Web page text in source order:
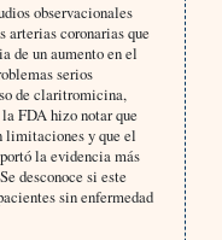
observacionales
arterias coronarias que
de un aumento en el
serios
de claritromicina,
FDA hizo notar que
limitaciones y que el
la evidencia más
desconoce si este
sin enfermedad